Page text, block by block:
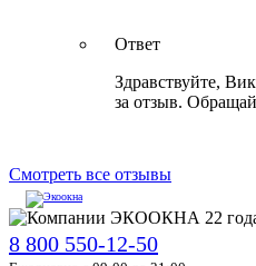
Ответ
Здравствуйте,
за отзыв.
Смотреть все отзывы
8 800 550-12-50